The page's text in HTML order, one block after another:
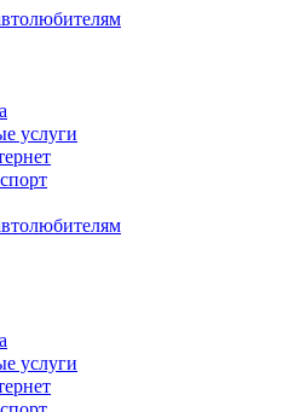
услуги
услуги